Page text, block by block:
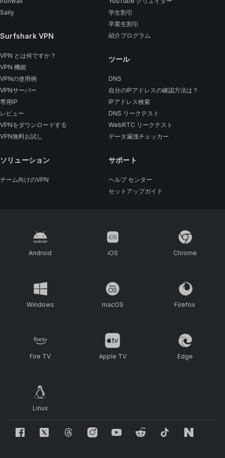
Saily
Surfshark VPN
VPN とは何ですか？
VPN 機能
VPNの使用例
VPNサーバー
専用IP
レビュー
VPNをダウンロードする
VPN無料お試し
ソリューション
チーム向けのVPN
学生割引
卒業生割引
紹介プログラム
ツール
DNS
自分のIPアドレスの確認方法は？
IPアドレス検索
DNS リークテスト
WebRTC リークテスト
データ漏洩チェッカー
サポート
ヘルプ センター
セットアップガイド
Android iOS Chrome
Windows macOS Firefox
Fire TV Apple TV Edge
Linux